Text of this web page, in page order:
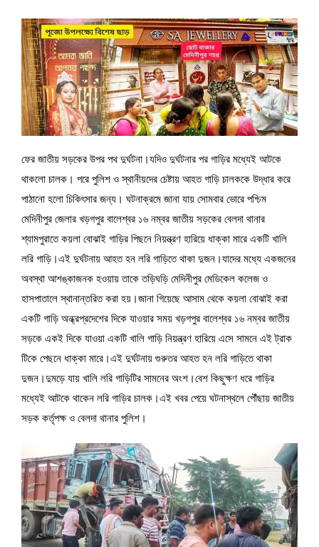
ফের জাতীয় সড়কের উপর পথ দুর্ঘটনা।যদিও দুর্ঘটনার পর গাড়ির মধ্যেই আটকে
থাকলো চালক। পরে পুলিশ ও স্থানীয়দের চেষ্টায় আহত গাড়ি চালককে উদ্ধার করে
পাঠানো হলো চিকিৎসার জন্য। ঘটনাক্রমে জানা যায় সোমবার ভোরে পশ্চিম
মেদিনীপুর জেলার খড়গপুর বালেশ্বর ১৬ নম্বর জাতীয় সড়কের বেলদা থানার
শ্যামপুরাতে কয়লা বোঝাই গাড়ির পিছনে নিয়ন্ত্রণ হারিয়ে ধাক্কা মারে একটি খালি
লরি গাড়ি।এই দুর্ঘটনায় আহত হন লরি গাড়িতে থাকা দুজন।যাদের মধ্যে একজনের
অবস্থা আশঙ্কাজনক হওয়ায় তাকে তড়িঘড়ি মেদিনীপুর মেডিকেল কলেজ ও
হাসপাতালে স্থানান্তরিত করা হয়।জানা গিয়েছে আসাম থেকে কয়লা বোঝাই করা
একটি গাড়ি অন্ধ্রপ্রদেশের দিকে যাওয়ার সময় খড়গপুর বালেশ্বর ১৬ নম্বর জাতীয়
সড়কে একই দিকে যাওয়া একটি খালি গাড়ি নিয়ন্ত্রণ হারিয়ে এসে সামনে এই ট্রাক
টিকে পেছনে ধাক্কা মারে।এই দুর্ঘটনায় গুরুতর আহত হন লরি গাড়িতে থাকা
দুজন।দুমড়ে যায় খালি লরি গাড়িটির সামনের অংশ।বেশ কিছুক্ষণ ধরে গাড়ির
মধ্যেই আটকে থাকেন লরি গাড়ির চালক।এই খবর পেয়ে ঘটনাস্থলে পৌঁছায় জাতীয়
সড়ক কর্তৃপক্ষ ও বেলদা থানার পুলিশ।